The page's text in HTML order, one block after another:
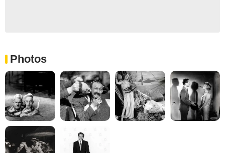
Photos